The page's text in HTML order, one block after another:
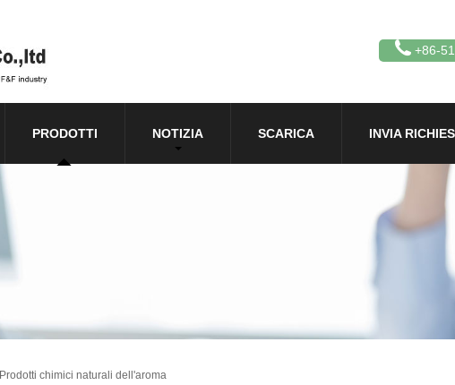
+86-
PRODOTTI NOTIZIA SCARICA INVIA
Prodotti chimici naturali dell'aroma